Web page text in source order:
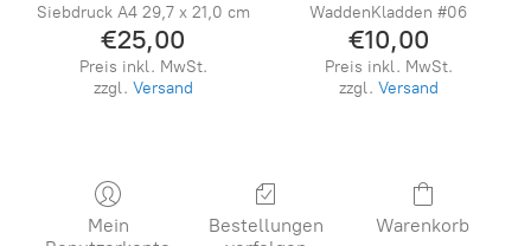
Siebdruck A4 29,7 x 21,0 cm
€25,00
Preis inkl. MwSt.
zzgl. Versand
WaddenKladden #06
€10,00
Preis inkl. MwSt.
zzgl. Versand
Mein
Bestellungen
Warenkorb